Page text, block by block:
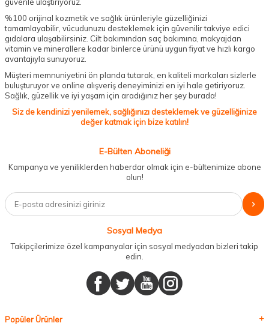
güvenle ulaştırıyoruz.
%100 orijinal kozmetik ve sağlık ürünleriyle güzelliğinizi
tamamlayabilir, vücudunuzu desteklemek için güvenilir takviye edici
gıdalara ulaşabilirsiniz. Cilt bakımından saç bakımına, makyajdan
vitamin ve minerallere kadar binlerce ürünü uygun fiyat ve hızlı kargo
avantajıyla sunuyoruz.
Müşteri memnuniyetini ön planda tutarak, en kaliteli markaları sizlerle
buluşturuyor ve online alışveriş deneyiminizi en iyi hale getiriyoruz.
Sağlık, güzellik ve iyi yaşam için aradığınız her şey burada!
Siz de kendinizi yenilemek, sağlığınızı desteklemek ve güzelliğinize
değer katmak için bize katılın!
E-Bülten Aboneliği
Kampanya ve yeniliklerden haberdar olmak için e-bültenimize abone
olun!
Sosyal Medya
Takipçilerimize özel kampanyalar için sosyal medyadan bizleri takip
edin.
Popüler Ürünler